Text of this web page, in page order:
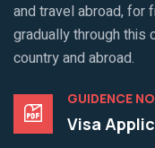
and travel abroad, for
gradually through this
country and abroad.
GUIDENCE
Visa